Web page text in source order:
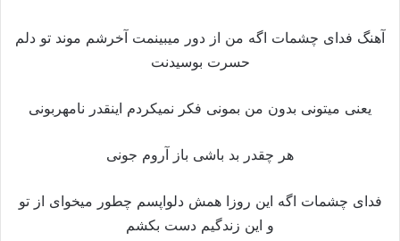
آهنگ فدای چشمات اگه من از دور میبینمت آخرشم موند تو دلم
حسرت بوسیدنت
یعنی میتونی بدون من بمونی فکر نمیکردم اینقدر نامهربونی
هر چقدر بد باشی باز آروم جونی
فدای چشمات اگه این روزا همش دلواپسم چطور میخوای از تو
و این زندگیم دست بکشم